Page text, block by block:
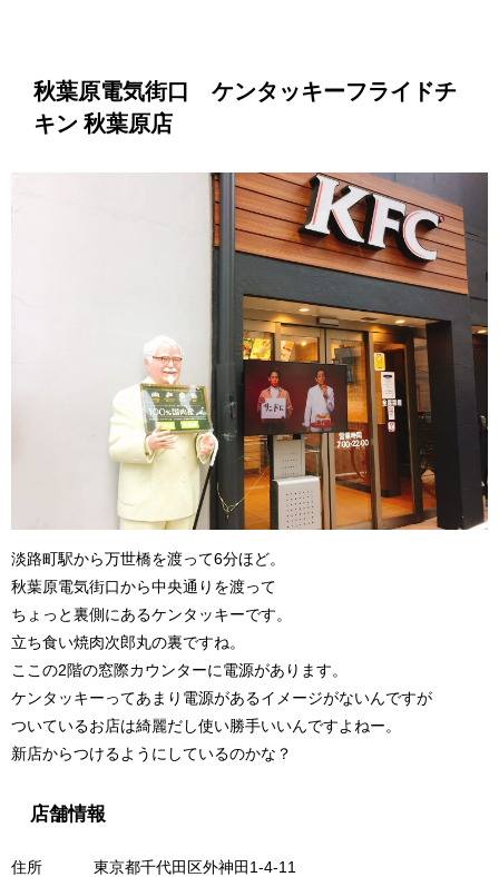
秋葉原電気街口 ケンタッキーフライドチ
キン 秋葉原店
淡路町駅から万世橋を渡って6分ほど。
秋葉原電気街口から中央通りを渡って
ちょっと裏側にあるケンタッキーです。
立ち食い焼肉次郎丸の裏ですね。
ここの2階の窓際カウンターに電源があります。
ケンタッキーってあまり電源があるイメージがないんですが
ついているお店は綺麗だし使い勝手いいんですよねー。
新店からつけるようにしているのかな？
店舗情報
住所 東京都千代田区外神田1-4-11